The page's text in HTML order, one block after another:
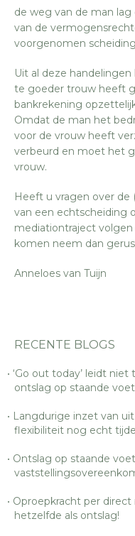
de weg van de man
van de
voorgenomen
Uit al deze
te goeder trouw heeft
bankrekening
Omdat de man het
voor de vrouw heeft
verbeurd en moet het
vrouw.
Heeft u vragen over
van een echtscheiding
mediationtraject
komen neem dan
Anneloes van Tuijn
RECENTE BLOGS
‘Go out today’ leidt
ontslag op staande voet
Langdurige inzet van
flexibiliteit nog echt
Ontslag op staande
Oproepkracht per
hetzelfde als ontslag!